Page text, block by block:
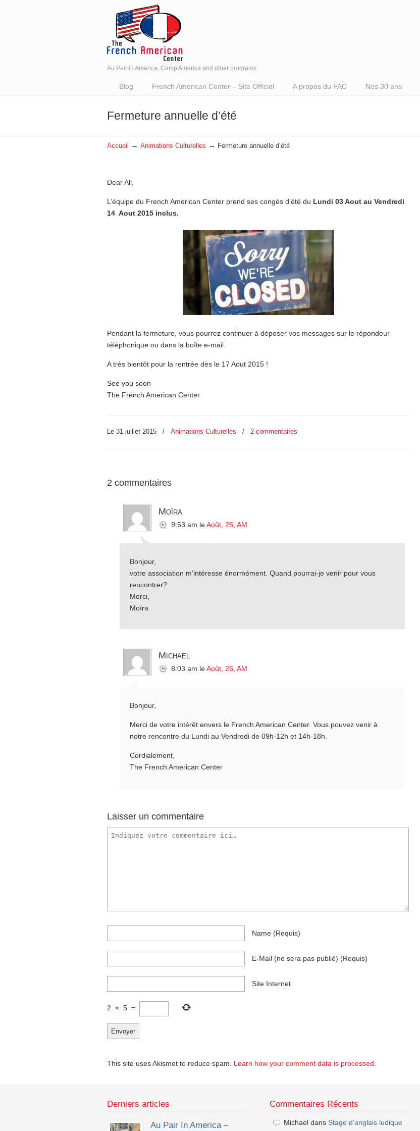
Au Pair in America, Camp America and other programs
Blog French American Center – Site Officiel A propos du FAC Nos 30 ans
Fermeture annuelle d’été
Accueil → Animations Culturelles → Fermeture annuelle d’été
Dear All,
L’équipe du French American Center prend ses congés d’été du Lundi 03 Aout au Vendredi
14 Aout 2015 inclus.
Pendant la fermeture, vous pourrez continuer à déposer vos messages sur le répondeur
téléphonique ou dans la boîte e-mail.
A très bientôt pour la rentrée dès le 17 Aout 2015 !
See you soon
The French American Center
Le 31 juillet 2015 / Animations Culturelles / 2 commentaires
2 commentaires
Moïra
9:53 am leAoût, 25, AM
Bonjour,
votre association m’intéresse énormément. Quand pourrai-je venir pour vous
rencontrer?
Merci,
Moïra
Michael
8:03 am leAoût, 26, AM
Bonjour,
Merci de votre intérêt envers le French American Center. Vous pouvez venir à
notre rencontre du Lundi au Vendredi de 09h-12h et 14h-18h.
Cordialement,
The French American Center
Laisser un commentaire
Name (requis)
E-Mail (ne sera pas publié) (requis)
Site Internet
2 × 5 =
This site uses Akismet to reduce spam. Learn how your comment data is processed.
Derniers articles
Au Pair In America –
Commentaires Récents
Michael dans Stage d’anglais ludique